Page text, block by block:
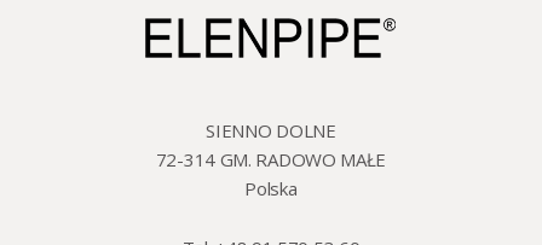
SIENNO DOLNE
72-314 GM. RADOWO MAŁE
Polska